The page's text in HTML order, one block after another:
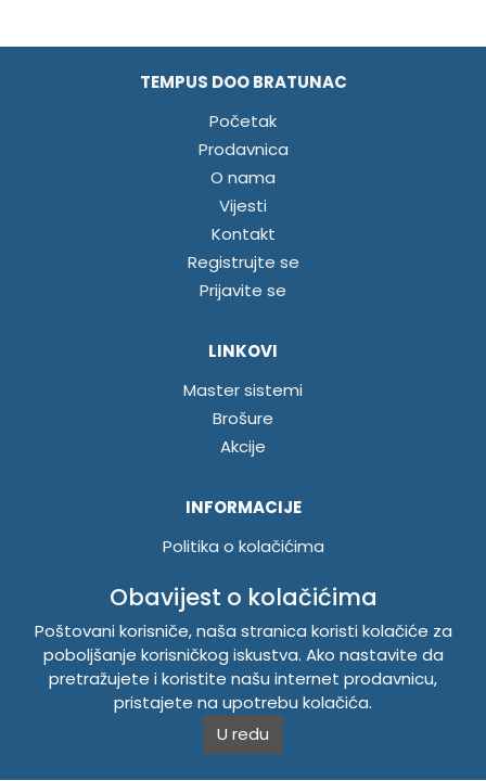
TEMPUS DOO BRATUNAC
Početak
Prodavnica
O nama
Vijesti
Kontakt
Registrujte se
Prijavite se
LINKOVI
Master sistemi
Brošure
Akcije
INFORMACIJE
Politika o kolačićima
Politika privatnosti
TEMPUS DOO BRATUNAC
Svetog Save bb, 75420 Bratunac, Bosna i Hercegovina
+38756/260-051
Mobilni+38765/357-215
Obavijest o kolačićima
Poštovani korisniče, naša stranica koristi kolačiće za
poboljšanje korisničkog iskustva. Ako nastavite da
pretražujete i koristite našu internet prodavnicu,
pristajete na upotrebu kolačića.
U redu